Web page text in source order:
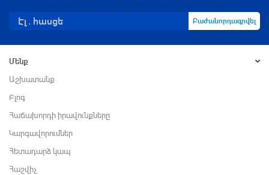
Բաժանորդագրվել
Մենք
Աշխատանք
Բլոգ
Հաճախորդի իրավունքները
Կարգավորումներ
Հետադարձ կապ
Հաշվիչ